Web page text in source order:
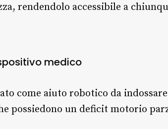
rendendolo accessibile a
medico
come aiuto robotico da
possiedono un deficit motorio